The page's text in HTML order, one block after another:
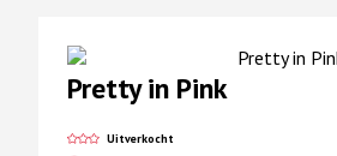
Pretty in Pink
Uitverkocht